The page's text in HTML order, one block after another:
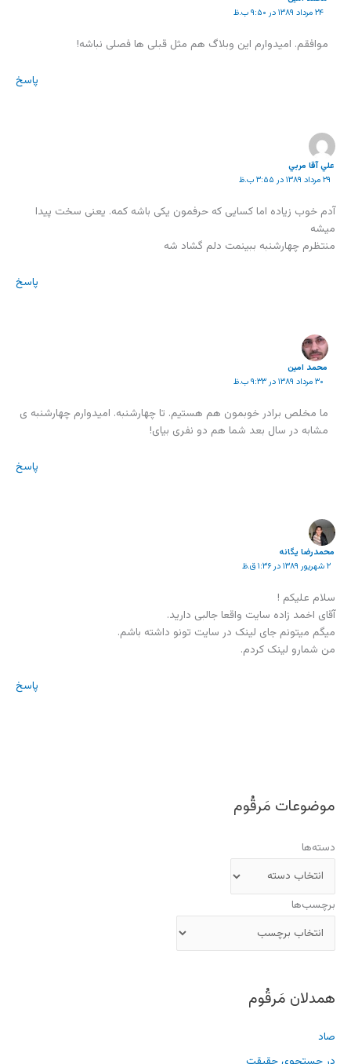
۲۴ مرداد ۱۳۸۹ در ۹:۵۰ ب.ظ
موافقم. امیدوارم این وبلاگ هم مثل قبلی ها فصلی نباشه!
پاسخ
علي آقا مربي
۲۹ مرداد ۱۳۸۹ در ۳:۵۵ ب.ظ
آدم خوب زیاده اما کسایی که حرفمون یکی باشه کمه. یعنی سخت پیدا
میشه
منتظرم چهارشنبه ببینمت دلم گشاد شه
پاسخ
محمد امين
۳۰ مرداد ۱۳۸۹ در ۹:۳۳ ب.ظ
ما مخلص برادر خوبمون هم هستیم. تا چهارشنبه. امیدوارم چهارشنبه ی
مشابه در سال بعد شما هم دو نفری بیای!
پاسخ
محمدرضا یگانه
۲ شهریور ۱۳۸۹ در ۱:۳۶ ق.ظ
سلام علیکم !
آقای اخمد زاده سایت واقعا جالبی دارید.
میگم میتونم جای لینک در سایت تونو داشته باشم.
من شمارو لینک کردم.
پاسخ
موضوعات مَرقُوم
دسته‌ها
برچسب‌ها
همدلان مَرقُوم
صاد